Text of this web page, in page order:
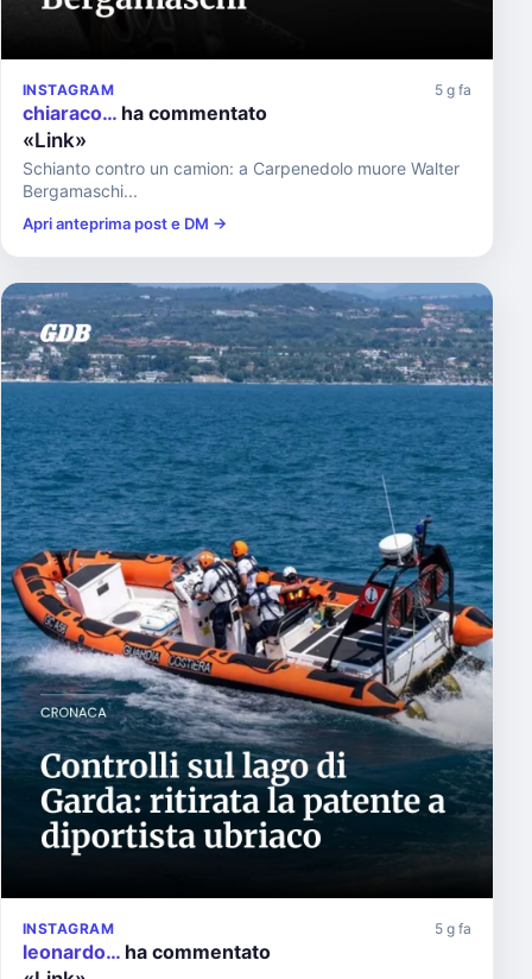
INSTAGRAM 5 g fa
chiaraco… ha commentato
«Link»
Schianto contro un camion: a Carpenedolo muore Walter
Bergamaschi...
Apri anteprima post e DM →
INSTAGRAM 5 g fa
leonardo… ha commentato